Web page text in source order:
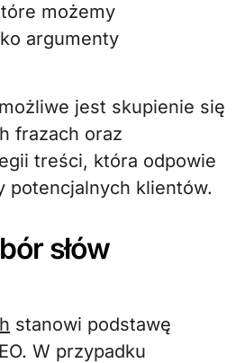
możemy
argumenty
jest skupienie się
frazach oraz
treści, która odpowie
potencjalnych klientów.
słów
stanowi podstawę
W przypadku